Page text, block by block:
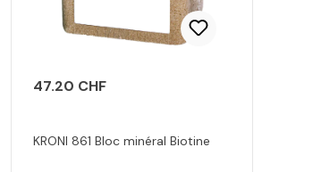
47.20 CHF
KRONI 861 Bloc minéral Biotine